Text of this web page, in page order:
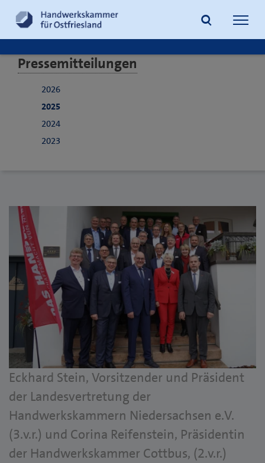
Pressemitteilungen
2026
2025
2024
2023
Eckhard Stein, Vorsitzender und Präsident
der Landesvertretung der
Handwerkskammern Niedersachsen e.V.
(3.v.r.) und Corina Reifenstein, Präsidentin
der Handwerkskammer Cottbus, (2.v.r.)